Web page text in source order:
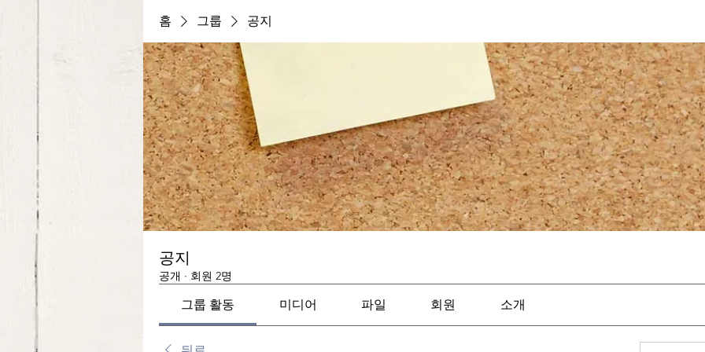
홈 그룹 공지
공지
공개 · 회원 2명
그룹 활동 미디어 파일 회원 소개